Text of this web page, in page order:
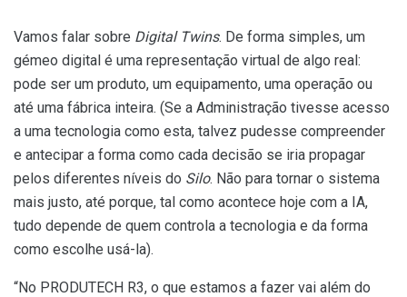
Vamos falar sobre Digital Twins. De forma simples, um
gémeo digital é uma representação virtual de algo real:
pode ser um produto, um equipamento, uma operação ou
até uma fábrica inteira. (Se a Administração tivesse acesso
a uma tecnologia como esta, talvez pudesse compreender
e antecipar a forma como cada decisão se iria propagar
pelos diferentes níveis do Silo. Não para tornar o sistema
mais justo, até porque, tal como acontece hoje com a IA,
tudo depende de quem controla a tecnologia e da forma
como escolhe usá-la).
“No PRODUTECH R3, o que estamos a fazer vai além do